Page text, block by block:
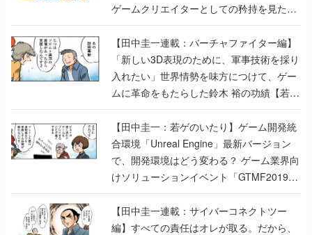
ゲームクリエイターとしての矜持を見た
【若ゲのいたり最終回】
【田中圭一連載：バーチャファイター編】
「新しい3D表現のために、軍事技術を採り
入れたい」世界情勢を味方につけて、ゲー
ムに革命をもたらした鈴木 裕の功績【若ゲ
のいたり】
【田中圭一：若ゲのいたり】ゲーム開発統
合環境「Unreal Engine」最新バージョン
で、開発環境はどう変わる？ ゲーム業界向
けソリューションイベント「GTMF2019」
に行って、より理解を深めよう【PR】
【田中圭一連載：サイバーコネクトツー
編】すべての責任はオレが取る。だから、